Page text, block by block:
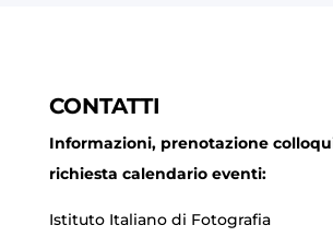
CONTATTI
Informazioni, prenotazione
richiesta calendario eventi:
Istituto Italiano di Fotografia